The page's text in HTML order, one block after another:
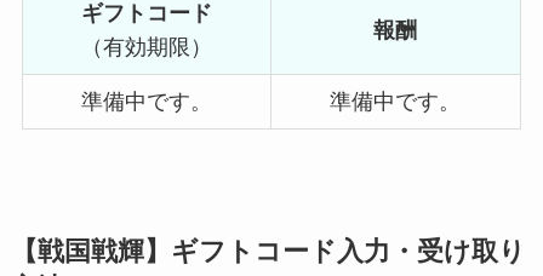
ギフトコード
（有効期限）
報酬
準備中です。 準備中です。
【戦国戦輝】ギフトコード入力・受け取り